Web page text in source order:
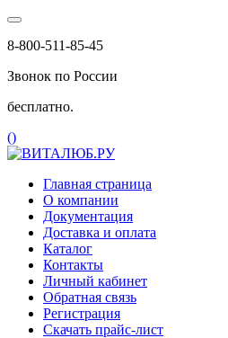
8-800-511-85-45
Звонок по России
бесплатно.
()
Главная страница
О компании
Документация
Доставка и оплата
Каталог
Контакты
Личный кабинет
Обратная связь
Регистрация
Скачать прайс-лист